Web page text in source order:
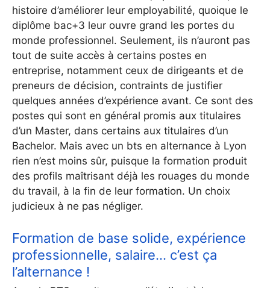
histoire d’améliorer leur employabilité, quoique le
diplôme bac+3 leur ouvre grand les portes du
monde professionnel. Seulement, ils n’auront pas
tout de suite accès à certains postes en
entreprise, notamment ceux de dirigeants et de
preneurs de décision, contraints de justifier
quelques années d’expérience avant. Ce sont des
postes qui sont en général promis aux titulaires
d’un Master, dans certains aux titulaires d’un
Bachelor. Mais avec un bts en alternance à Lyon
rien n’est moins sûr, puisque la formation produit
des profils maîtrisant déjà les rouages du monde
du travail, à la fin de leur formation. Un choix
judicieux à ne pas négliger.
Formation de base solide, expérience
professionnelle, salaire… c’est ça
l’alternance !